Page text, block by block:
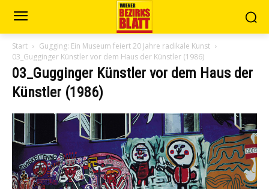
Start
Gugging: Ein Museum feiert 20 Jahre radikale Kunst
03_Gugginger Künstler vor dem Haus der Künstler (1986)
03_Gugginger Künstler vor dem Haus der
Künstler (1986)